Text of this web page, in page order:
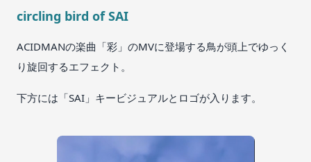
circling bird of SAI
ACIDMANの楽曲「彩」のMVに登場する鳥が頭上でゆっく
り旋回するエフェクト。
下方には「SAI」キービジュアルとロゴが入ります。